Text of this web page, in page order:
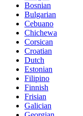
Bosnian
Bulgarian
Cebuano
Chichewa
Corsican
Croatian
Dutch
Estonian
Filipino
Finnish
Frisian
Galician